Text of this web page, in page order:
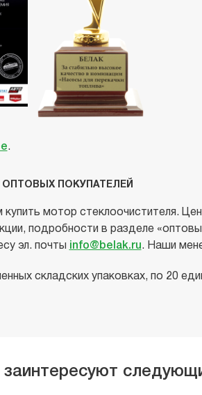
.
ПОКУПАТЕЛЕЙ
мотор стеклоочистителя.
подробности в разделе
эл. почты info@belak.ru. Наши
складских упаковках, по 20